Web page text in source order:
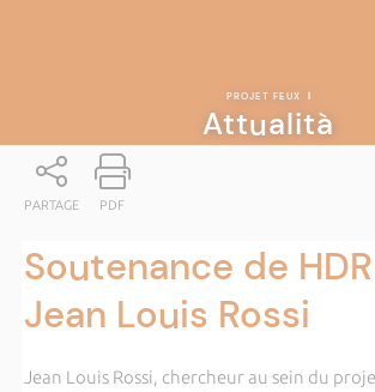
PROJET FEUX |
Attualità
PARTAGE PDF
Soutenance de
Jean Louis Rossi
Jean Louis Rossi, chercheur au sein du